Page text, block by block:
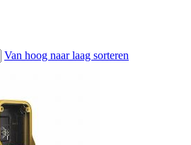
Van hoog naar laag sorteren